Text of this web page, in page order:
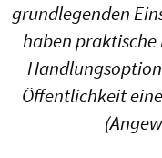
grundlegenden
haben
Öffentlichkeit